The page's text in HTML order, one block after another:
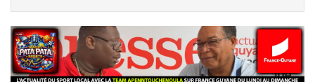
banniere_img